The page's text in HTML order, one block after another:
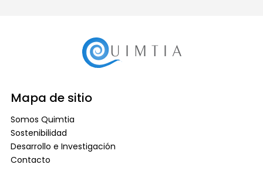
Mapa de sitio
Somos Quimtia
Sostenibilidad
Desarrollo e Investigación
Contacto